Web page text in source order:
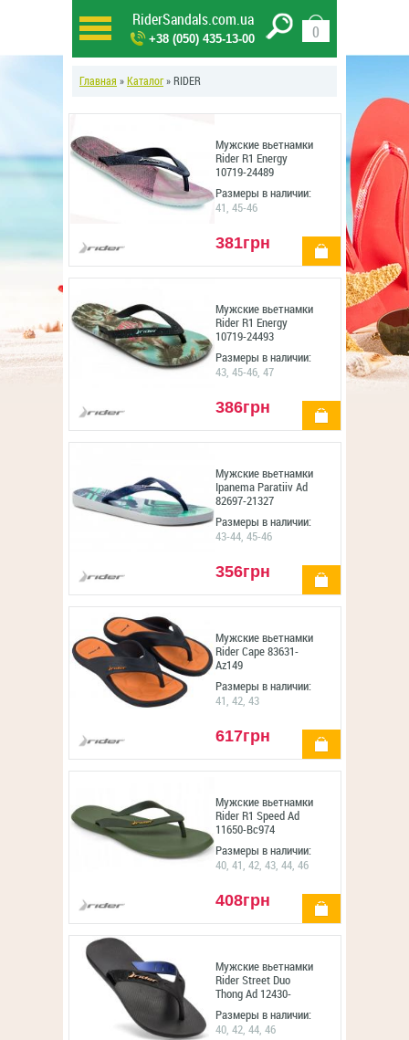
RiderSandals.com.ua
+38 (050) 435-13-00 0
Главная » Каталог» RIDER
Мужские вьетнамки
Rider R1 Energy
10719-24489
Размеры в наличии:
41, 45-46
381грн купить
Мужские вьетнамки
Rider R1 Energy
10719-24493
Размеры в наличии:
43, 45-46, 47
386грн купить
Мужские вьетнамки
Ipanema Paratiiv Ad
82697-21327
Размеры в наличии:
43-44, 45-46
356грн купить
Мужские вьетнамки
Rider Cape 83631-
Az149
Размеры в наличии:
41, 42, 43
617грн купить
Мужские вьетнамки
Rider R1 Speed Ad
11650-Bc974
Размеры в наличии:
40, 41, 42, 43, 44, 46
408грн купить
Мужские вьетнамки
Rider Street Duo
Thong Ad 12430-
Bc595
Размеры в наличии:
40, 42, 44, 46